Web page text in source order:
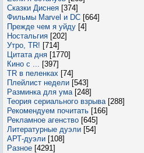
Сказки Диснея [374]
Фильмы Marvel и DC [664]
Прежде чем я уйду [4]
Ностальгия [202]
Утро, TR! [714]
Цитата дня [1770]
Кино с ... [397]
TR в пеленках [74]
Плейлист недели [543]
Разминка для ума [248]
Теория сериального взрыва [288]
Рекомендуем почитать [166]
Рекламное агенство [645]
Литературные дуэли [54]
АРТ-дуэли [108]
Разное [4291]